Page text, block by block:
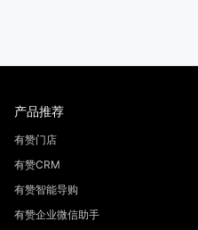
产品推荐
有赞门店
有赞CRM
有赞智能导购
有赞企业微信助手